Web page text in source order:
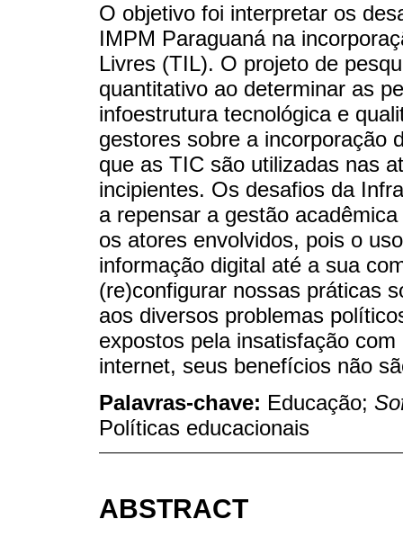
O objetivo foi interpretar os
IMPM Paraguaná na
Livres (TIL). O projeto de
quantitativo ao determinar as
infoestrutura tecnológica e
gestores sobre a incorporação
que as TIC são utilizadas nas
incipientes. Os desafios da
a repensar a gestão
os atores envolvidos, pois o
informação digital até a sua
(re)configurar nossas práticas
aos diversos problemas
expostos pela insatisfação
internet, seus benefícios não
Palavras-chave: Educação;
Políticas educacionais
ABSTRACT